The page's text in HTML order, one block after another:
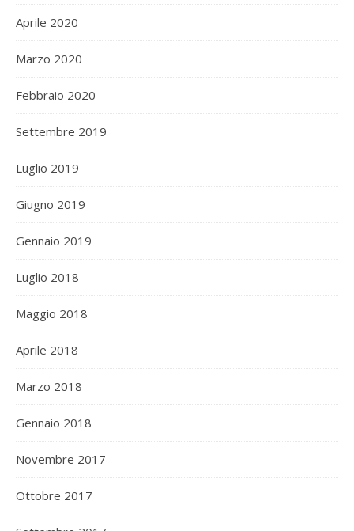
Aprile 2020
Marzo 2020
Febbraio 2020
Settembre 2019
Luglio 2019
Giugno 2019
Gennaio 2019
Luglio 2018
Maggio 2018
Aprile 2018
Marzo 2018
Gennaio 2018
Novembre 2017
Ottobre 2017